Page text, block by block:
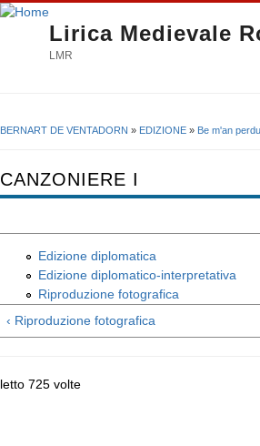
Lirica Medievale
LMR
BERNART DE VENTADORN » EDIZIONE » Be m'an
CANZONIERE I
Edizione diplomatica
Edizione diplomatico-interpretativa
Riproduzione fotografica
‹ Riproduzione fotografica
letto 725 volte